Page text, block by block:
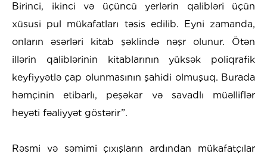
Birinci, ikinci və üçüncü yerlərin qalibləri üçün
xüsusi pul mükafatları təsis edilib. Eyni zamanda,
onların əsərləri kitab şəklində nəşr olunur. Ötən
illərin qaliblərinin kitablarının yüksək poliqrafik
keyfiyyətlə çap olunmasının şahidi olmuşuq. Burada
həmçinin etibarlı, peşəkar və savadlı müəlliflər
heyəti fəaliyyət göstərir”.
​Rəsmi və səmimi çıxışların ardından mükafatçılar